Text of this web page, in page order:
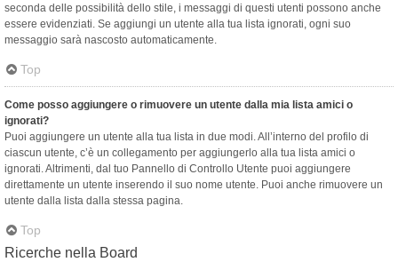
seconda delle possibilità dello stile, i messaggi di questi utenti possono anche
essere evidenziati. Se aggiungi un utente alla tua lista ignorati, ogni suo
messaggio sarà nascosto automaticamente.
Top
Come posso aggiungere o rimuovere un utente dalla mia lista amici o
ignorati?
Puoi aggiungere un utente alla tua lista in due modi. All’interno del profilo di
ciascun utente, c’è un collegamento per aggiungerlo alla tua lista amici o
ignorati. Altrimenti, dal tuo Pannello di Controllo Utente puoi aggiungere
direttamente un utente inserendo il suo nome utente. Puoi anche rimuovere un
utente dalla lista dalla stessa pagina.
Top
Ricerche nella Board